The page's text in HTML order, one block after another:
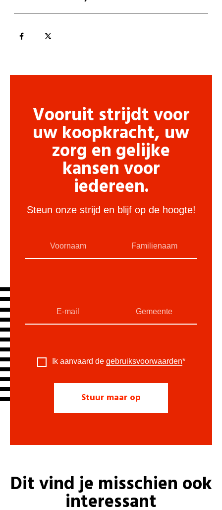
Vooruit strijdt voor
uw koopkracht, uw
zorg en gelijke
kansen voor
iedereen.
Steun onze strijd en blijf op de hoogte!
Ik aanvaard de gebruiksvoorwaarden*
Dit vind je misschien ook
interessant